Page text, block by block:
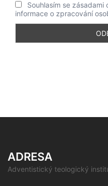
Souhlasím se
informace o zpracování
ADRESA
Adventistický teologický